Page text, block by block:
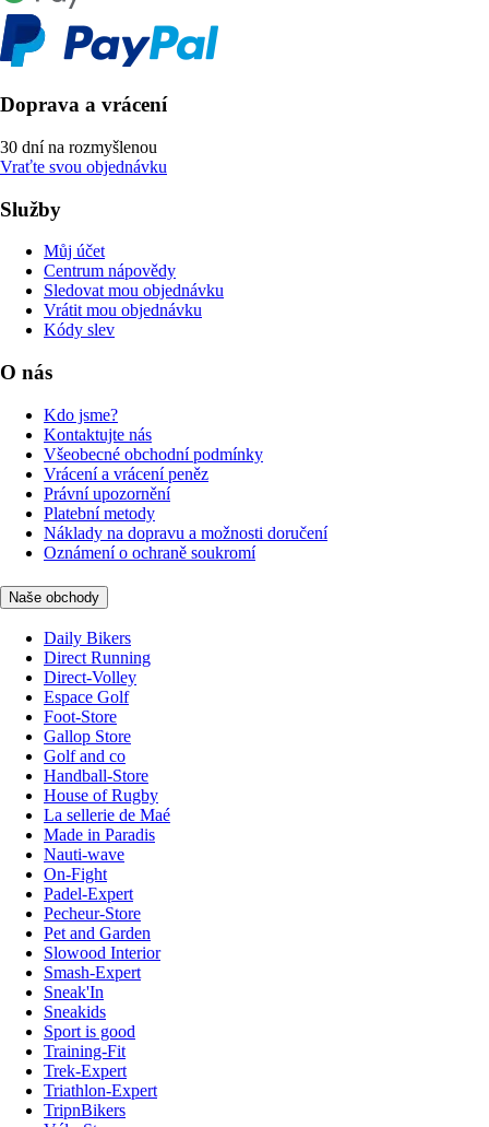
Doprava a vrácení
30 dní na rozmyšlenou
Vraťte svou objednávku
Služby
Můj účet
Centrum nápovědy
Sledovat mou objednávku
Vrátit mou objednávku
Kódy slev
O nás
Kdo jsme?
Kontaktujte nás
Všeobecné obchodní podmínky
Vrácení a vrácení peněz
Právní upozornění
Platební metody
Náklady na dopravu a možnosti doručení
Oznámení o ochraně soukromí
Naše obchody
Daily Bikers
Direct Running
Direct-Volley
Espace Golf
Foot-Store
Gallop Store
Golf and co
Handball-Store
House of Rugby
La sellerie de Maé
Made in Paradis
Nauti-wave
On-Fight
Padel-Expert
Pecheur-Store
Pet and Garden
Slowood Interior
Smash-Expert
Sneak'In
Sneakids
Sport is good
Training-Fit
Trek-Expert
Triathlon-Expert
TripnBikers